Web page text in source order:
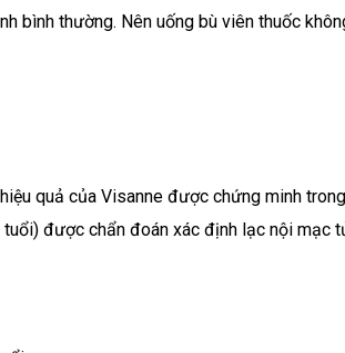
bình thường. Nên uống bù viên thuốc
quả của Visanne được chứng minh trong
được chẩn đoán xác định lạc nội mạc